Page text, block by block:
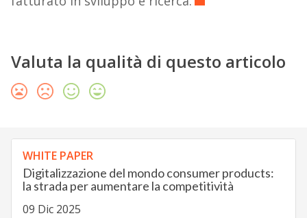
Valuta la qualità di questo articolo
WHITE PAPER
Digitalizzazione del mondo consumer products:
la strada per aumentare la competitività
09 Dic 2025